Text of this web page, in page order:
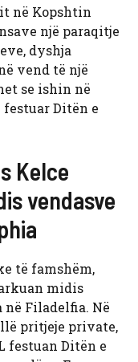
në Kopshtin
një paraqitje
dyshja
vend të një
se ishin në
Ditën e
Kelce
vendasve
të famshëm,
midis
në Filadelfia. Në
pritjeje private,
festuan Ditën e